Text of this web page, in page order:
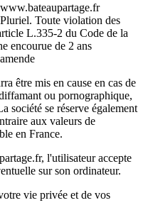
Toute violation des
L.335-2 du Code de la
encourue de 2 ans
être mis en cause en cas de
ou pornographique,
société se réserve également
aux valeurs de
en France.
l'utilisateur accepte
sur son ordinateur.
vie privée et de vos